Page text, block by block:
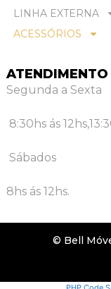
LINHA EXTERNA
ACESSÓRIOS
ATENDIMENTO
Segunda a Sexta
8:30hs ás 12hs,
Sábados
8hs ás 12hs.
© Bell